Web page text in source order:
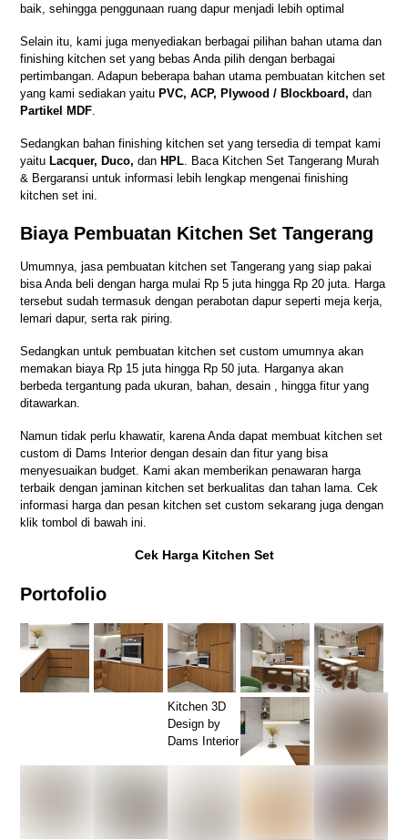
baik, sehingga penggunaan ruang dapur menjadi lebih optimal
Selain itu, kami juga menyediakan berbagai pilihan bahan utama dan
finishing kitchen set yang bebas Anda pilih dengan berbagai
pertimbangan. Adapun beberapa bahan utama pembuatan kitchen set
yang kami sediakan yaituPVC, ACP, Plywood / Blockboard,dan
Partikel MDF
Sedangkan bahan finishing kitchen set yang tersedia di tempat kami
yaituLacquer, Duco,danHPL . Baca Kitchen Set Tangerang Murah
& Bergaransi untuk informasi lebih lengkap mengenai finishing
kitchen set ini.
Biaya Pembuatan Kitchen Set Tangerang
Umumnya, jasa pembuatan kitchen set Tangerang yang siap pakai
bisa Anda beli dengan harga mulai Rp 5 juta hingga Rp 20 juta. Harga
tersebut sudah termasuk dengan perabotan dapur seperti meja kerja,
lemari dapur, serta rak piring.
Sedangkan untuk pembuatan kitchen set custom umumnya akan
memakan biaya Rp 15 juta hingga Rp 50 juta. Harganya akan
berbeda tergantung pada ukuran, bahan, desain , hingga fitur yang
ditawarkan.
Namun tidak perlu khawatir, karena Anda dapat membuat kitchen set
custom di Dams Interior dengan desain dan fitur yang bisa
menyesuaikan budget. Kami akan memberikan penawaran harga
terbaik dengan jaminan kitchen set berkualitas dan tahan lama. Cek
informasi harga dan pesan kitchen set custom sekarang juga dengan
klik tombol di bawah ini.
Cek Harga Kitchen Set
Portofolio
Kitchen 3D
Design by
Dams Interior